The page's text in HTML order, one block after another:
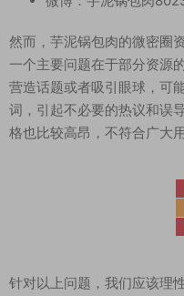
然而，芋泥锅包肉的微密圈
一个主要问题在于部分资源
营造话题或者吸引眼球，可
词，引起不必要的热议和误
格也比较高昂，不符合广大
针对以上问题，我们应该理